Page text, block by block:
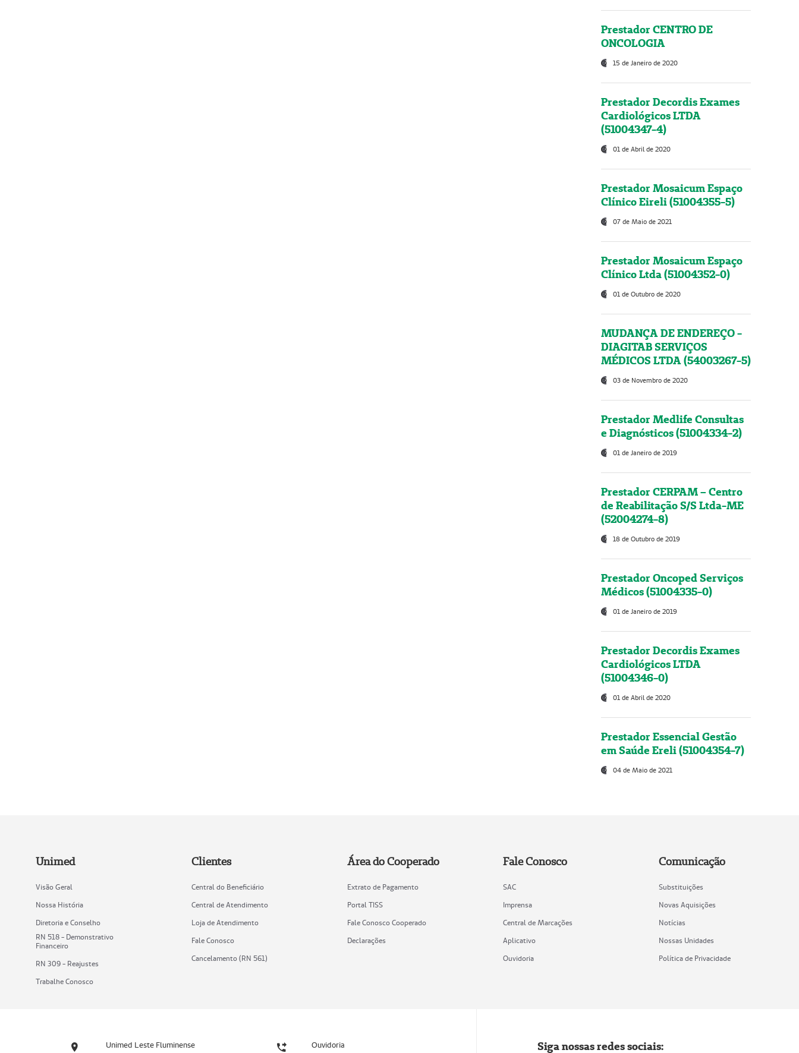
Prestador CENTRO DE
ONCOLOGIA
15 de Janeiro de 2020
Prestador Decordis Exames
Cardiológicos LTDA
(51004347-4)
01 de Abril de 2020
Prestador Mosaicum Espaço
Clínico Eireli (51004355-5)
07 de Maio de 2021
Prestador Mosaicum Espaço
Clínico Ltda (51004352-0)
01 de Outubro de 2020
MUDANÇA DE ENDEREÇO -
DIAGITAB SERVIÇOS
MÉDICOS LTDA (54003267-5)
03 de Novembro de 2020
Prestador Medlife Consultas
e Diagnósticos (51004334-2)
01 de Janeiro de 2019
Prestador CERPAM – Centro
de Reabilitação S/S Ltda-ME
(52004274-8)
18 de Outubro de 2019
Prestador Oncoped Serviços
Médicos (51004335-0)
01 de Janeiro de 2019
Prestador Decordis Exames
Cardiológicos LTDA
(51004346-0)
01 de Abril de 2020
Prestador Essencial Gestão
em Saúde Ereli (51004354-7)
04 de Maio de 2021
Unimed
Visão Geral
Nossa História
Diretoria e Conselho
RN 518 - Demonstrativo
Financeiro
RN 309 - Reajustes
Trabalhe Conosco
Clientes
Central do Beneficiário
Central de Atendimento
Loja de Atendimento
Fale Conosco
Cancelamento (RN 561)
Área do Cooperado
Extrato de Pagamento
Portal TISS
Fale Conosco Cooperado
Declarações
Fale Conosco
SAC
Imprensa
Central de Marcações
Aplicativo
Ouvidoria
Comunicação
Substituições
Novas Aquisições
Notícias
Nossas Unidades
Política de Privacidade
Unimed Leste Fluminense Ouvidoria Siga nossas redes sociais: